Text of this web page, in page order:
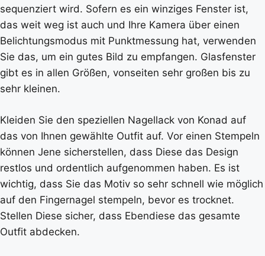
sequenziert wird. Sofern es ein winziges Fenster ist,
das weit weg ist auch und Ihre Kamera über einen
Belichtungsmodus mit Punktmessung hat, verwenden
Sie das, um ein gutes Bild zu empfangen. Glasfenster
gibt es in allen Größen, vonseiten sehr großen bis zu
sehr kleinen.
Kleiden Sie den speziellen Nagellack von Konad auf
das von Ihnen gewählte Outfit auf. Vor einen Stempeln
können Jene sicherstellen, dass Diese das Design
restlos und ordentlich aufgenommen haben. Es ist
wichtig, dass Sie das Motiv so sehr schnell wie möglich
auf den Fingernagel stempeln, bevor es trocknet.
Stellen Diese sicher, dass Ebendiese das gesamte
Outfit abdecken.